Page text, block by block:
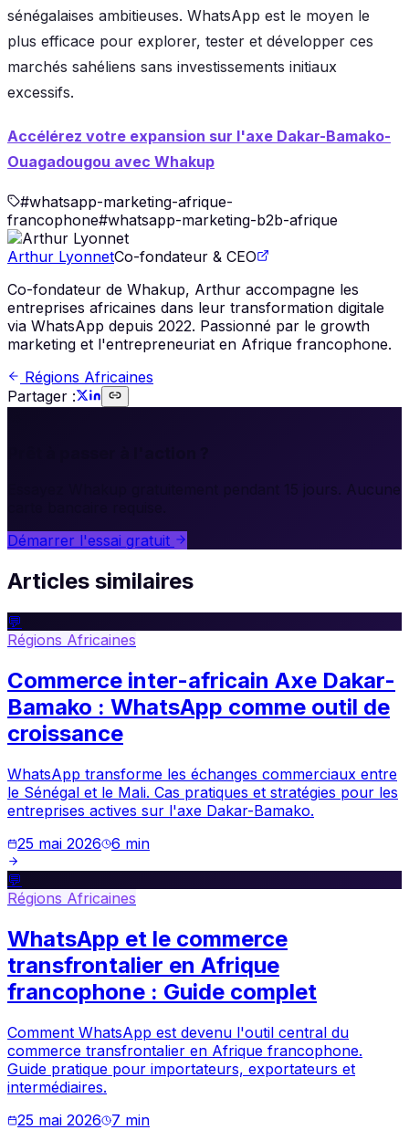
sénégalaises ambitieuses. WhatsApp est le moyen le
plus efficace pour explorer, tester et développer ces
marchés sahéliens sans investissements initiaux
excessifs.
Accélérez votre expansion sur l'axe Dakar-Bamako-
Ouagadougou avec Whakup
#whatsapp-marketing-afrique-
francophone#whatsapp-marketing-b2b-afrique
Arthur LyonnetCo-fondateur & CEO
Co-fondateur de Whakup, Arthur accompagne les
entreprises africaines dans leur transformation digitale
via WhatsApp depuis 2022. Passionné par le growth
marketing et l'entrepreneuriat en Afrique francophone.
Régions Africaines
Partager :
Essayez Whakup gratuitement pendant 15 jours. Aucune
Démarrer l'essai gratuit
Articles similaires
💬
Régions Africaines
Commerce inter-africain Axe Dakar-
Bamako : WhatsApp comme outil de
croissance
WhatsApp transforme les échanges commerciaux entre
le Sénégal et le Mali. Cas pratiques et stratégies pour les
entreprises actives sur l'axe Dakar-Bamako.
25 mai 2026 6 min
💬
Régions Africaines
WhatsApp et le commerce
transfrontalier en Afrique
francophone : Guide complet
Comment WhatsApp est devenu l'outil central du
commerce transfrontalier en Afrique francophone.
Guide pratique pour importateurs, exportateurs et
intermédiaires.
25 mai 2026
7 min